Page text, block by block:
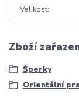
Velikost
Zboží
Šperky
Orientální